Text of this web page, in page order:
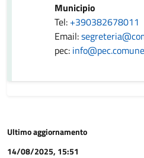
Municipio
Tel: +390382678011
Email:
pec:
Ultimo aggiornamento
14/08/2025, 15:51